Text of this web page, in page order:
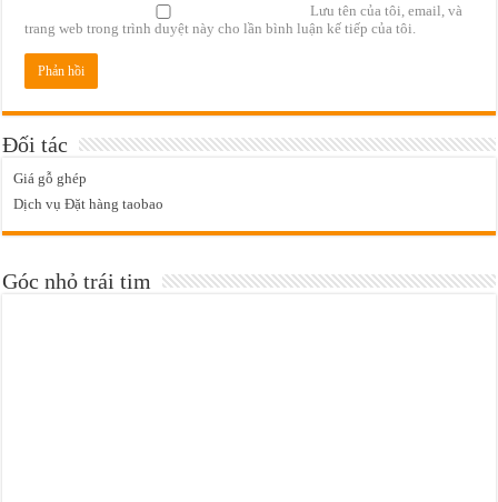
Lưu tên của tôi, email, và
trang web trong trình duyệt này cho lần bình luận kế tiếp của tôi.
Đối tác
Giá gỗ ghép
Dịch vụ Đặt hàng taobao
Góc nhỏ trái tim